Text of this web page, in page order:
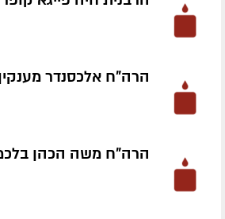
הרה"ח אלכסנדר
הרה"ח משה הכהן